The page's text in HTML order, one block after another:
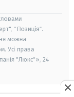
"Позиція".
можна
Усі права
"Люкс"», 24